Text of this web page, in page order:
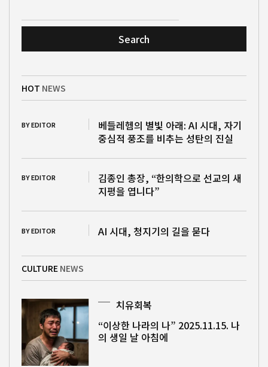
Search
HOT NEWS
BY EDITOR
베들레헴의 별빛 아래: AI 시대, 자기
중심적 풍조를 비추는 성탄의 진실
BY EDITOR
김종인 총장, “한의학으로 선교의 새
지평을 엽니다”
BY EDITOR AI 시대, 청지기의 길을 묻다
CULTURE NEWS
치유회복
“이상한 나라의 나” 2025.11.15. 나
의 생일 날 아침에